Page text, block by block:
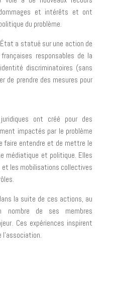
et intérêts et ont
du problème.
a statué sur une action de
responsables de la
discriminatoires (sans
de prendre des mesures pour
ont créé pour des
impactés par le problème
faire entendre et de mettre le
médiatique et politique. Elles
et les mobilisations collectives
la suite de ces actions, au
nombre de ses membres
Ces expériences inspirent